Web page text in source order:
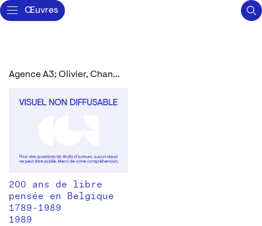
Œuvres
Agence À3; Olivier, Chantal
200 ans de libre
pensée en Belgique
1789-1989
1989